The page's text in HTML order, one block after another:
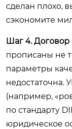
сделан плохо,
сэкономите
Шаг 4. Договор
прописаны не
параметры
недостаточна.
(например,
по стандарту
юридическое